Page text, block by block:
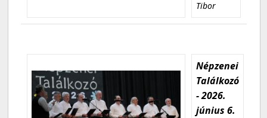
Tibor
Népzenei
Találkozó
- 2026.
június 6.